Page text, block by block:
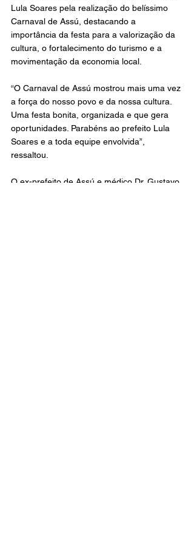
Lula Soares pela realização do belíssimo
Carnaval de Assú, destacando a
importância da festa para a valorização da
cultura, o fortalecimento do turismo e a
movimentação da economia local.
“O Carnaval de Assú mostrou mais uma vez
a força do nosso povo e da nossa cultura.
Uma festa bonita, organizada e que gera
oportunidades. Parabéns ao prefeito Lula
Soares e a toda equipe envolvida”,
ressaltou.
O ex-prefeito de Assú e médico Dr. Gustavo